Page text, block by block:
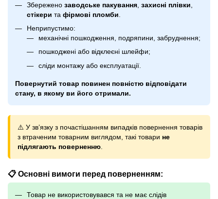
Збережено заводське пакування захисні плівки
стікери та фірмові пломби
Неприпустимо:
механічні пошкодження, подряпини, забруднення;
пошкоджені або відклеєні шлейфи;
сліди монтажу або експлуатації.
Повернутий товар повинен повністю відповідати
стану, в якому ви його отримали.
⚠️ У зв’язку з почастішанням випадків повернення товарів
з втраченим товарним виглядом, такі товари не
підлягають поверненню
📋 Основні вимоги перед поверненням:
Товар не використовувався та не має слідів